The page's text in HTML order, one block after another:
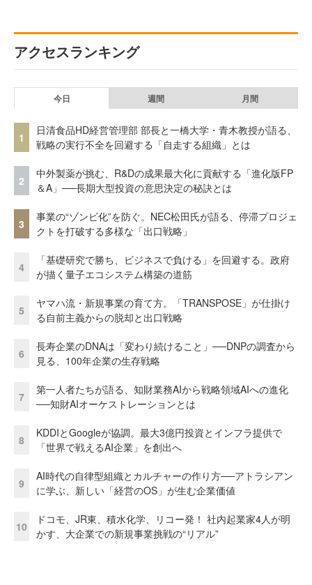
アクセスランキング
今日 週間 月間
1
日清食品HD経営管理部 部長と一橋大学・青木教授が語る、
戦略の実行不全を回避する「自走する組織」とは
2
中外製薬が挑む、R&Dの成果最大化に貢献する「進化版FP
＆A」──長期大型投資の意思決定の秘訣とは
3
事業の“ゾンビ化”を防ぐ。NEC松田氏が語る、停滞プロジェ
クトを打破する多様な「出口戦略」
4
「基礎研究で勝ち、ビジネスで負ける」を回避する。政府
が描く量子エコシステム構築の道筋
5
ヤマハ流・新規事業の育て方。「TRANSPOSE」が仕掛け
る自前主義からの脱却と出口戦略
6
長寿企業のDNAは「変わり続けること」──DNPの調査から
見る、100年企業の生存戦略
7
第一人者たちが語る、知財業務AIから戦略領域AIへの進化
──知財AIオーケストレーションとは
8
KDDIとGoogleが協調。最大3億円投資とインフラ提供で
「世界で戦えるAI企業」を創出へ
9
AI時代の自律型組織とカルチャーの作り方──アトラシアン
に学ぶ、新しい「経営のOS」が生む企業価値
10
ドコモ、JR東、積水化学、リコー発！ 社内起業家4人が明
かす、大企業での新規事業挑戦の“リアル”